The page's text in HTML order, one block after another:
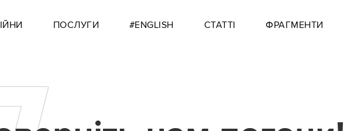
ПОСЛУГИ #ENGLISH СТАТТІ ФРАГМЕНТИ